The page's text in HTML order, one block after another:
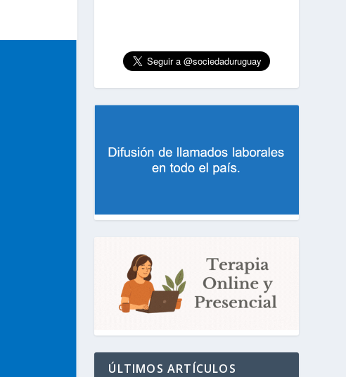
ÚLTIMOS ARTÍCULOS